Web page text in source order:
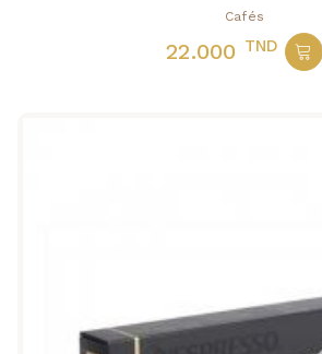
Cafés
22.000 TND